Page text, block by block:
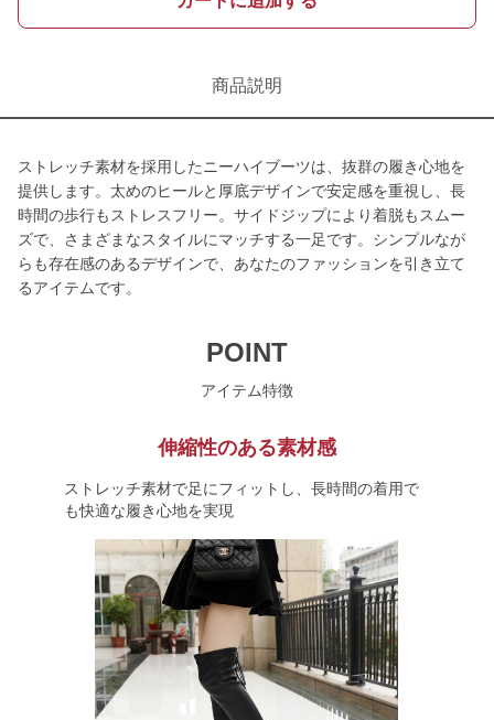
商品説明
ストレッチ素材を採用したニーハイブーツは、抜群の履き心地を
提供します。太めのヒールと厚底デザインで安定感を重視し、長
時間の歩行もストレスフリー。サイドジップにより着脱もスムー
ズで、さまざまなスタイルにマッチする一足です。シンプルなが
らも存在感のあるデザインで、あなたのファッションを引き立て
るアイテムです。
POINT
アイテム特徴
伸縮性のある素材感
ストレッチ素材で足にフィットし、長時間の着用で
も快適な履き心地を実現